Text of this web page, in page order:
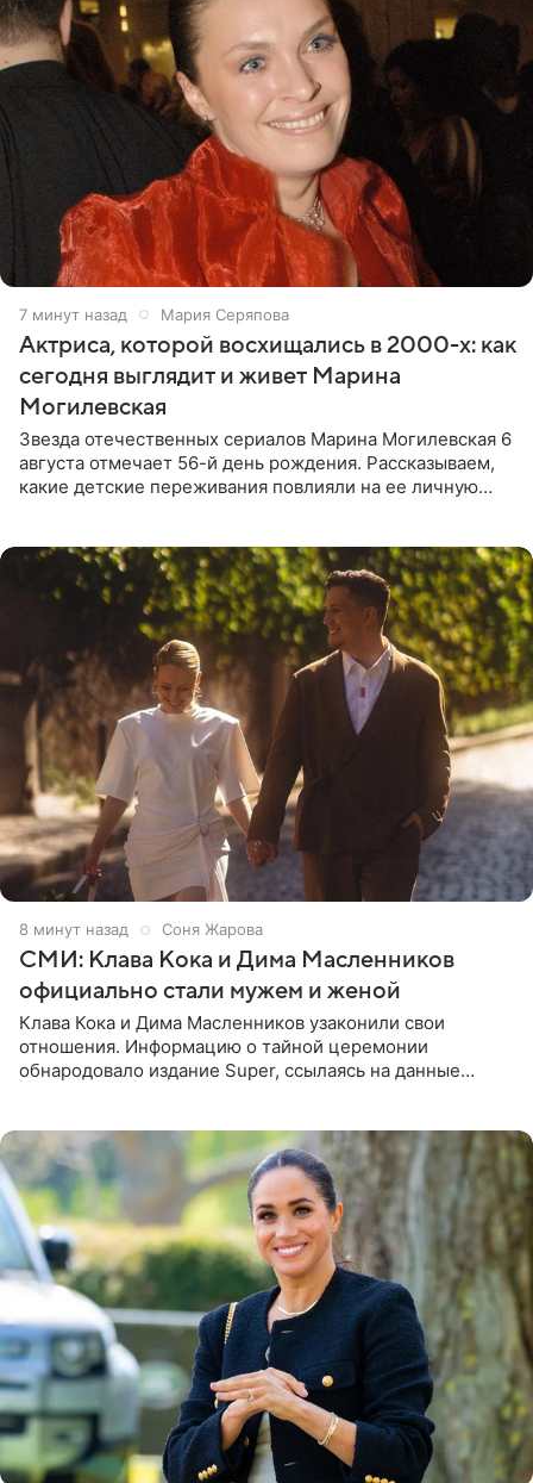
7 минут назад Мария Серяпова
Актриса, которой восхищались в 2000-х: как
сегодня выглядит и живет Марина
Могилевская
Звезда отечественных сериалов Марина Могилевская 6
августа отмечает 56-й день рождения. Рассказываем,
какие детские переживания повлияли на ее личную
8 минут назад Соня Жарова
СМИ: Клава Кока и Дима Масленников
официально стали мужем и женой
Клава Кока и Дима Масленников узаконили свои
отношения. Информацию о тайной церемонии
обнародовало издание Super, ссылаясь на данные